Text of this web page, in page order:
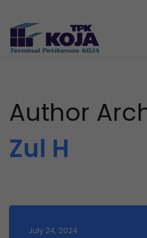
Author
Zul H
July 24, 2024